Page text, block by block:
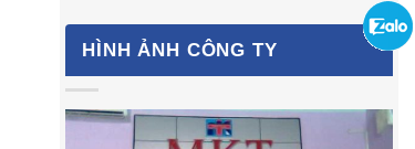
HÌNH ẢNH CÔNG TY